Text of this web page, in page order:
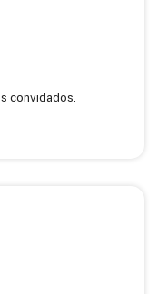
convidados.